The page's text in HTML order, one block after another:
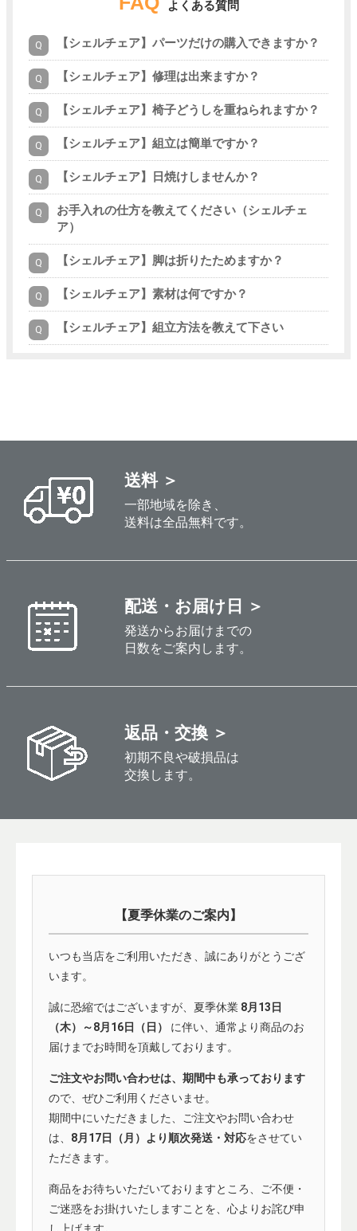
よくある質問
【シェルチェア】パーツだけの購入できますか？
【シェルチェア】修理は出来ますか？
【シェルチェア】椅子どうしを重ねられますか？
【シェルチェア】組立は簡単ですか？
【シェルチェア】日焼けしませんか？
お手入れの仕方を教えてください（シェルチェ
ア）
【シェルチェア】脚は折りたためますか？
【シェルチェア】素材は何ですか？
【シェルチェア】組立方法を教えて下さい
送料 ＞
一部地域を除き、
送料は全品無料です。
配送・お届け日 ＞
発送からお届けまでの
日数をご案内します。
返品・交換 ＞
初期不良や破損品は
交換します。
【夏季休業のご案内】
いつも当店をご利用いただき、誠にありがとうござ
います。
誠に恐縮ではございますが、夏季休業 8月13日
（木）～8月16日（日）
に伴い、通常より商品のお
届けまでお時間を頂戴しております。
ご注文やお問い合わせは、期間中も承っております
ので、ぜひご利用くださいませ。
期間中にいただきました、ご注文やお問い合わせ
は、 8月17日（月）より順次発送・対応をさせてい
ただきます。
商品をお待ちいただいておりますところ、ご不便・
ご迷惑をお掛けいたしますことを、心よりお詫び申